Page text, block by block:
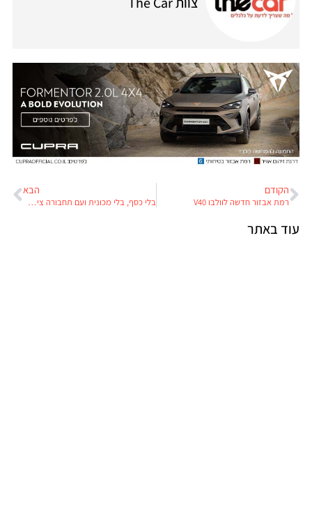
הקודם
רמת אבזור חדשה לוולבו V40
הבא
בלי כסף, בלי מכונית ועם תחבורה ציבורית גרועה
עוד באתר